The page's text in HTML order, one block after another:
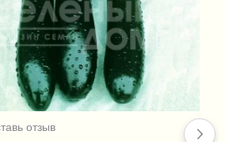
отзыв